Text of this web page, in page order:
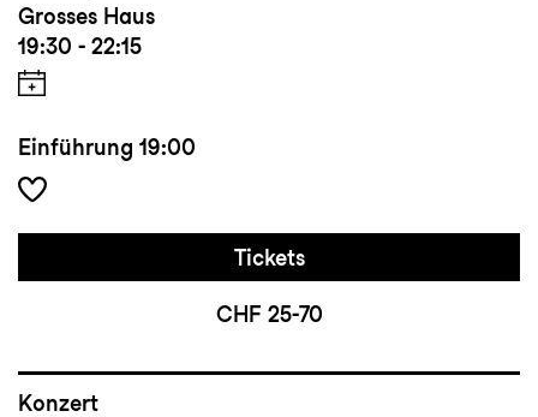
Grosses Haus
19:30 - 22:15
Einführung 19:00
Tickets
CHF 25-70
Konzert